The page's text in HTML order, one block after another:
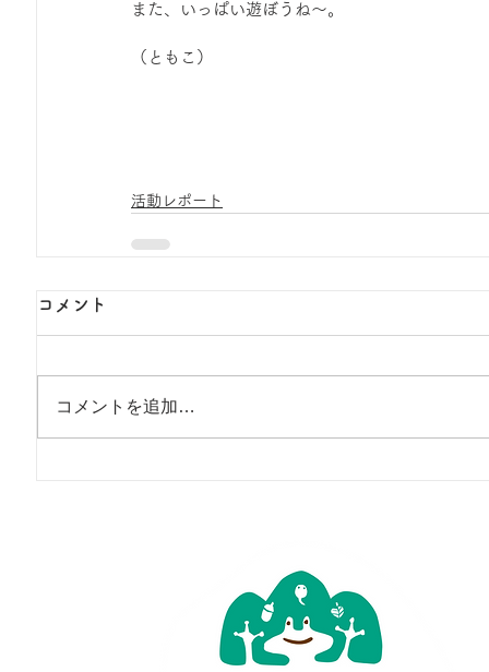
また、いっぱい遊ぼうね〜。
（ともこ）
活動レポート
コメント
コメントを追加…